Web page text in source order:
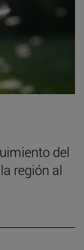
del
región al